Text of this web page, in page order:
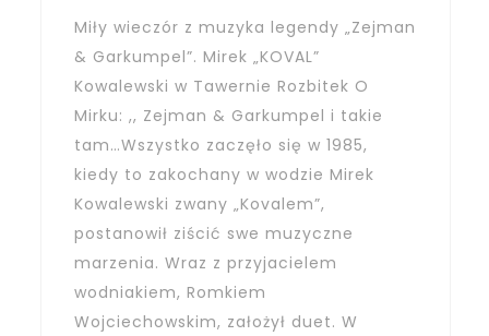
Miły wieczór z muzyka legendy „Zejman
& Garkumpel”. Mirek „KOVAL”
Kowalewski w Tawernie Rozbitek O
Mirku: ,, Zejman & Garkumpel i takie
tam…Wszystko zaczęło się w 1985,
kiedy to zakochany w wodzie Mirek
Kowalewski zwany „Kovalem”,
postanowił ziścić swe muzyczne
marzenia. Wraz z przyjacielem
wodniakiem, Romkiem
Wojciechowskim, założył duet. W